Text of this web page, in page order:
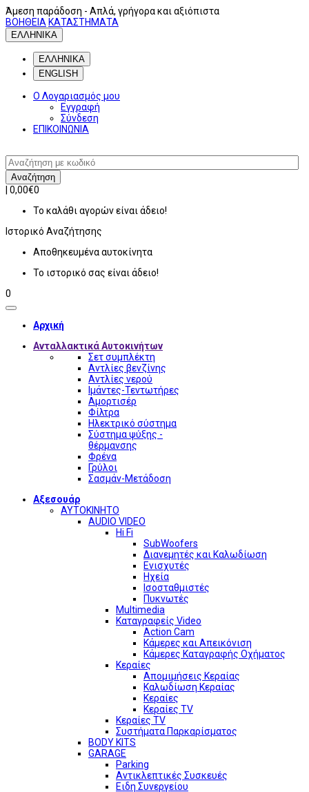
Άμεση παράδοση - Απλά, γρήγορα και αξιόπιστα
ΒΟΗΘΕΙΑ ΚΑΤΑΣΤΗΜΑΤΑ
ΕΛΛΗΝΙΚΑ
ΕΛΛΗΝΙΚΑ
ENGLISH
Ο Λογαριασμός μου
Εγγραφή
Σύνδεση
ΕΠΙΚΟΙΝΩΝΙΑ
Αναζήτηση
0,00€0
Το καλάθι αγορών είναι άδειο!
Ιστορικό Αναζήτησης
Αποθηκευμένα αυτοκίνητα
Το ιστορικό σας είναι άδειο!
0
Αρχική
Ανταλλακτικά Αυτοκινήτων
Σετ συμπλέκτη
Αντλίες βενζίνης
Αντλίες νερού
Ιμάντες-Τεντωτήρες
Αμορτισέρ
Φίλτρα
Ηλεκτρικό σύστημα
Σύστημα ψύξης -
θέρμανσης
Φρένα
Γρύλοι
Σασμάν-Μετάδοση
Αξεσουάρ
ΑΥΤΟΚΙΝΗΤΟ
AUDIO VIDEO
Hi Fi
SubWoofers
Διανεμητές και Καλωδίωση
Ενισχυτές
Ηχεία
Ισοσταθμιστές
Πυκνωτές
Multimedia
Καταγραφείς Video
Action Cam
Κάμερες και Απεικόνιση
Κάμερες Καταγραφής Οχήματος
Κεραίες
Απομιμήσεις Κεραίας
Καλωδίωση Κεραίας
Κεραίες
Κεραίες TV
Κεραίες TV
Συστήματα Παρκαρίσματος
BODY KITS
GARAGE
Parking
Αντικλεπτικές Συσκευές
Ειδη Συνεργείου